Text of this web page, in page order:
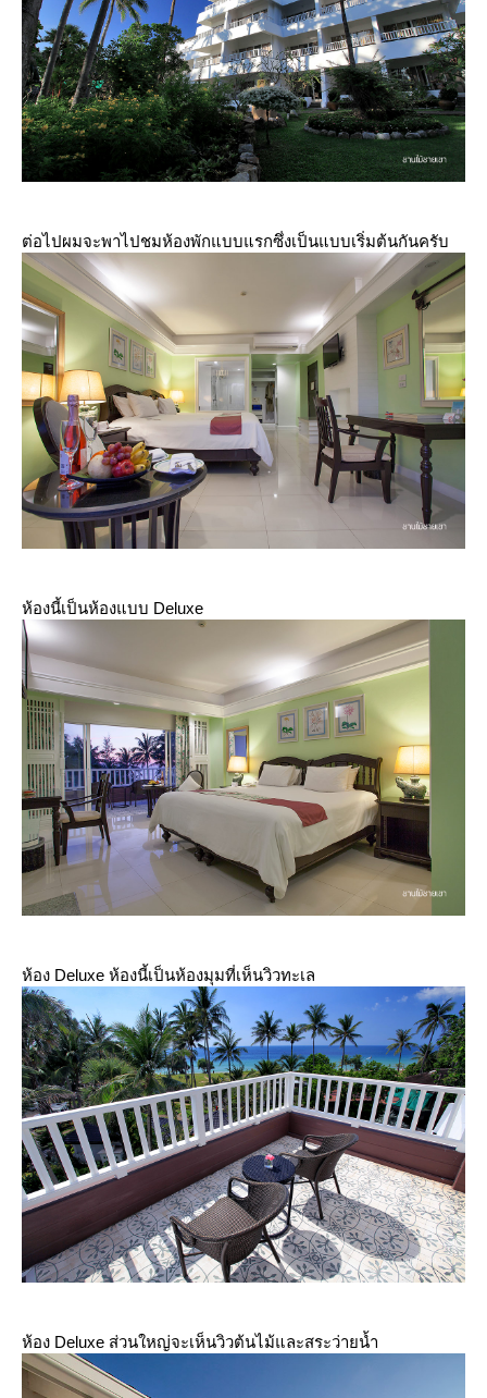
ต่อไปผมจะพาไปชมห้องพักแบบแรกซึ่งเป็นแบบเริ่มต้นกันครับ
ห้องนี้เป็นห้องแบบ Deluxe
ห้อง Deluxe ห้องนี้เป็นห้องมุมที่เห็นวิวทะเล
ห้อง Deluxe ส่วนใหญ่จะเห็นวิวต้นไม้และสระว่ายน้ำ